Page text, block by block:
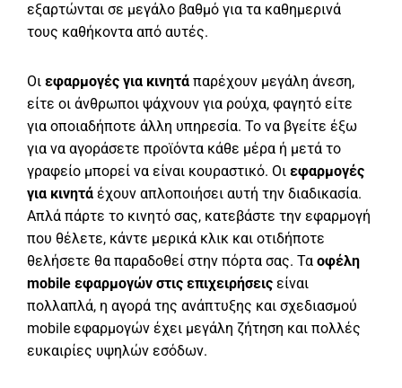
εξαρτώνται σε μεγάλο βαθμό για τα καθημερινά
τους καθήκοντα από αυτές.
Οι εφαρμογές για κινητά παρέχουν μεγάλη άνεση,
είτε οι άνθρωποι ψάχνουν για ρούχα, φαγητό είτε
για οποιαδήποτε άλλη υπηρεσία. Το να βγείτε έξω
για να αγοράσετε προϊόντα κάθε μέρα ή μετά το
γραφείο μπορεί να είναι κουραστικό. Οι εφαρμογές
για κινητά έχουν απλοποιήσει αυτή την διαδικασία.
Απλά πάρτε το κινητό σας, κατεβάστε την εφαρμογή
που θέλετε, κάντε μερικά κλικ και οτιδήποτε
θελήσετε θα παραδοθεί στην πόρτα σας. Τα οφέλη
mobile εφαρμογών στις επιχειρήσεις είναι
πολλαπλά, η αγορά της ανάπτυξης και σχεδιασμού
mobile εφαρμογών έχει μεγάλη ζήτηση και πολλές
ευκαιρίες υψηλών εσόδων.